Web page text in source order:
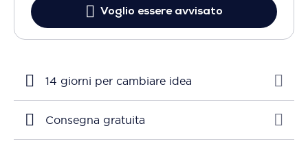
Voglio essere avvisato
14 giorni per cambiare idea
Consegna gratuita